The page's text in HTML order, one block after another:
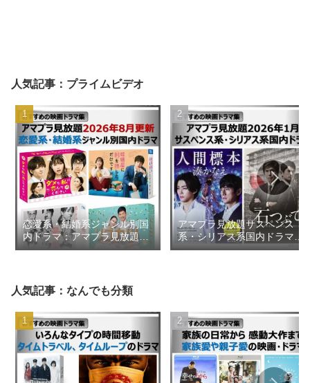
人気記事：プライムビデオ
恋愛系・結婚系ジャンル別国
内ドラマ：アマプラ見放題
2026年8月更新【おすすめの
アマプラ見放題サスペンス
系・シリアス系国内ドラマ
2026年1月【おすすめの映画
人気記事：なんでも分類